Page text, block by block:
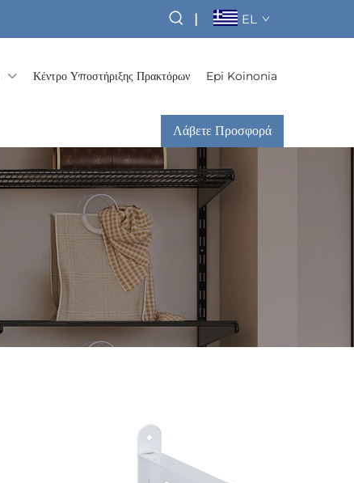
| EL
Κέντρο Υποστήριξης Πρακτόρων Epi Koinonia
Λάβετε Προσφορά